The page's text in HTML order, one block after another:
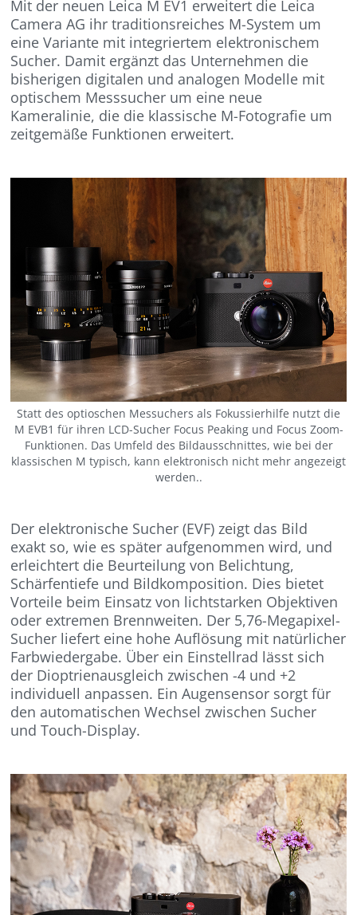
Mit der neuen Leica M EV1 erweitert die Leica
Camera AG ihr traditionsreiches M-System um
eine Variante mit integriertem elektronischem
Sucher. Damit ergänzt das Unternehmen die
bisherigen digitalen und analogen Modelle mit
optischem Messsucher um eine neue
Kameralinie, die die klassische M-Fotografie um
zeitgemäße Funktionen erweitert.
Statt des optioschen Messuchers als Fokussierhilfe nutzt die
M EVB1 für ihren LCD-Sucher Focus Peaking und Focus Zoom-
Funktionen. Das Umfeld des Bildausschnittes, wie bei der
klassischen M typisch, kann elektronisch nicht mehr angezeigt
werden..
Der elektronische Sucher (EVF) zeigt das Bild
exakt so, wie es später aufgenommen wird, und
erleichtert die Beurteilung von Belichtung,
Schärfentiefe und Bildkomposition. Dies bietet
Vorteile beim Einsatz von lichtstarken Objektiven
oder extremen Brennweiten. Der 5,76-Megapixel-
Sucher liefert eine hohe Auflösung mit natürlicher
Farbwiedergabe. Über ein Einstellrad lässt sich
der Dioptrienausgleich zwischen -4 und +2
individuell anpassen. Ein Augensensor sorgt für
den automatischen Wechsel zwischen Sucher
und Touch-Display.